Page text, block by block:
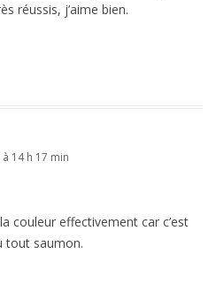
réussis, j’aime bien.
14 h 17 min
couleur effectivement car c’est
tout saumon.